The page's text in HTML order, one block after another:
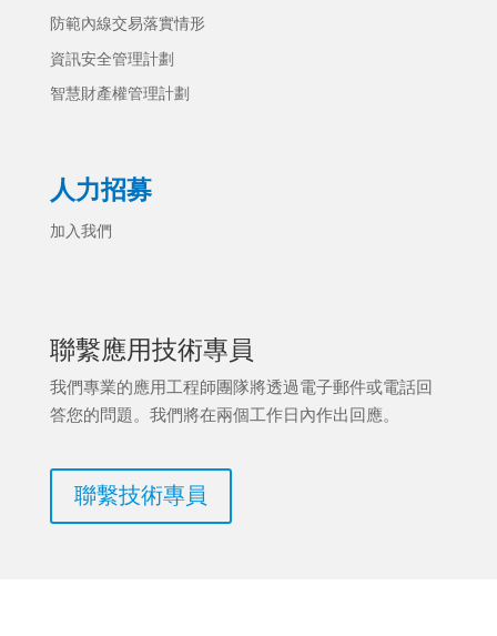
防範內線交易落實情形
資訊安全管理計劃
智慧財產權管理計劃
人力招募
加入我們
聯繫應用技術專員
我們專業的應用工程師團隊將透過電子郵件或電話回
答您的問題。我們將在兩個工作日內作出回應。
聯繫技術專員